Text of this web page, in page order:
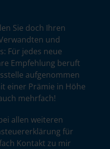
Sie doch Ihren
und
Für jedes neue
Empfehlung beruft
aufgenommen
einer Prämie in Höhe
mehrfach!
allen weiteren
für
Kontakt zu mir